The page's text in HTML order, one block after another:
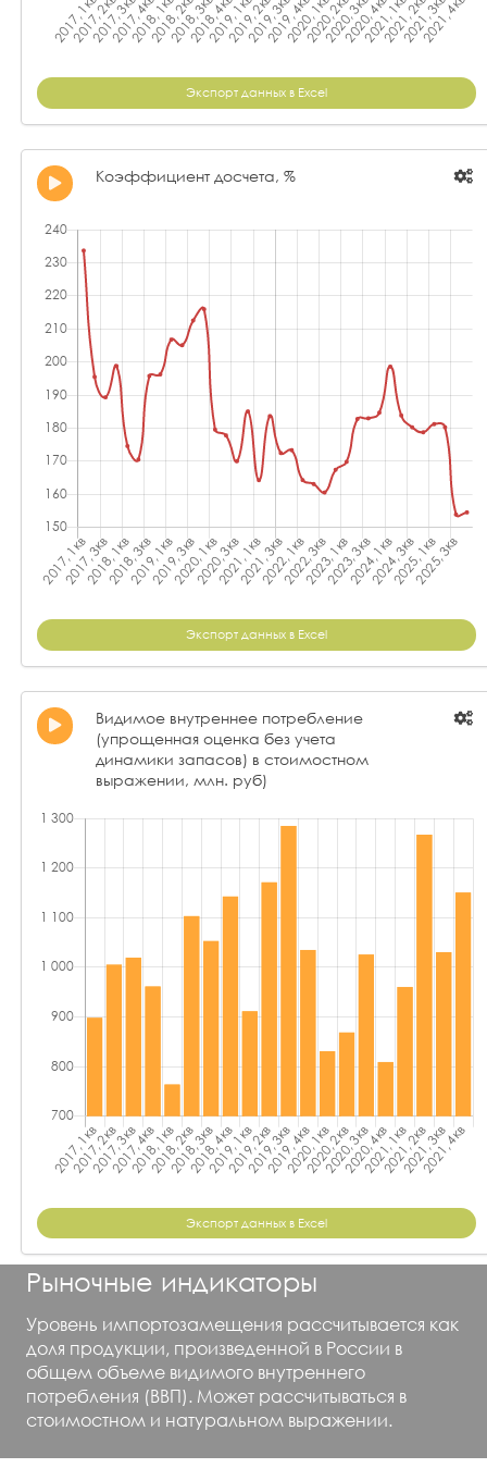
Экспорт данных в Excel
Коэффициент досчета, %
Экспорт данных в Excel
Видимое внутреннее потребление
(упрощенная оценка без учета
динамики запасов) в стоимостном
выражении, млн. руб)
Экспорт данных в Excel
Рыночные индикаторы
Уровень импортозамещения рассчитывается как
доля продукции, произведенной в России в
общем объеме видимого внутреннего
потребления (ВВП). Может рассчитываться в
стоимостном и натуральном выражении.